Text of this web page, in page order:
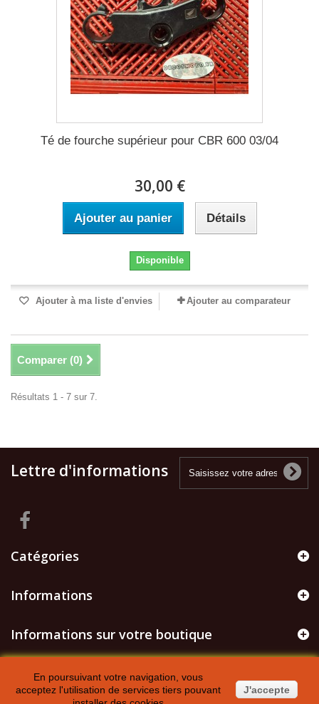
Té de fourche supérieur pour CBR 600 03/04
30,00 €
Ajouter au panier Détails
Disponible
Ajouter à ma liste d'envies Ajouter au comparateur
Comparer (0)
Résultats 1 - 7 sur 7.
Lettre d'informations
Catégories
Informations
Informations sur votre boutique
En poursuivant votre navigation, vous
acceptez l'utilisation de services tiers pouvant
J'accepte